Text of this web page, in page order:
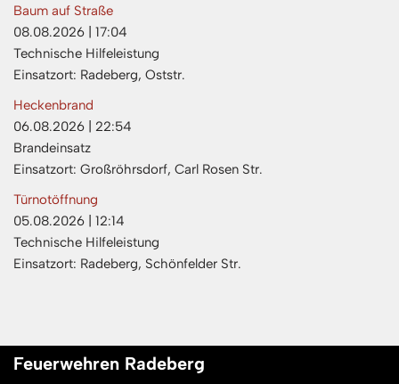
Baum auf Straße
08.08.2026
17:04
Technische Hilfeleistung
Einsatzort: Radeberg, Oststr.
Heckenbrand
06.08.2026
22:54
Brandeinsatz
Einsatzort: Großröhrsdorf, Carl Rosen Str.
Türnotöffnung
05.08.2026
12:14
Technische Hilfeleistung
Einsatzort: Radeberg, Schönfelder Str.
Feuerwehren Radeberg